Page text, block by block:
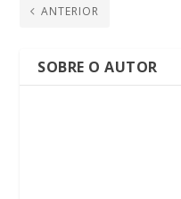
ANTERIOR
SOBRE O AUTOR